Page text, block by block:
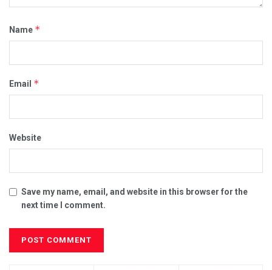
Name *
Email *
Website
Save my name, email, and website in this browser for the
next time I comment.